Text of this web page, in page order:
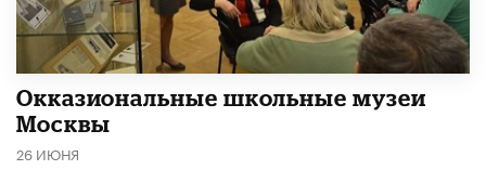
​Окказиональные школьные музеи
Москвы
26 ИЮНЯ